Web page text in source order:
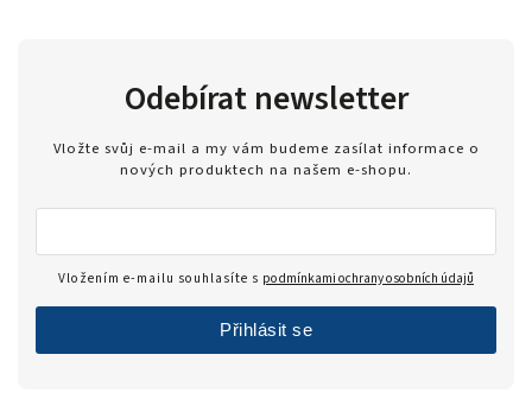
Odebírat newsletter
Vložte svůj e-mail a my vám budeme zasílat informace o
nových produktech na našem e-shopu.
Vložením e-mailu souhlasíte s podmínkami ochrany osobních údajů
Přihlásit se